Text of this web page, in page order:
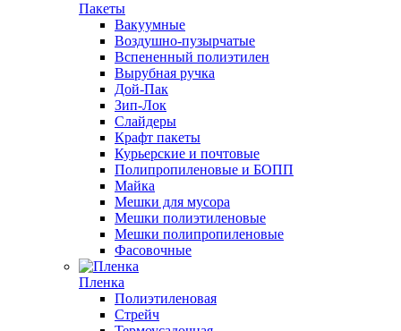
Пакеты
Вакуумные
Воздушно-пузырчатые
Вспененный полиэтилен
Вырубная ручка
Дой-Пак
Зип-Лок
Слайдеры
Крафт пакеты
Курьерские и почтовые
Полипропиленовые и БОПП
Майка
Мешки для мусора
Мешки полиэтиленовые
Мешки полипропиленовые
Фасовочные
Пленка
Полиэтиленовая
Стрейч